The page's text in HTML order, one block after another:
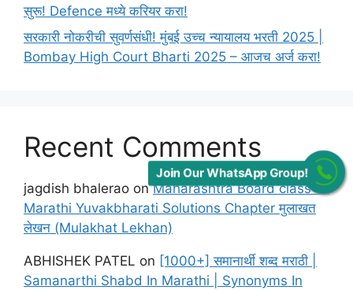
सुरू! Defence मध्ये करियर करा!
सरकारी नोकरीची सुवर्णसंधी! मुंबई उच्च न्यायालय भरती 2025 |
Bombay High Court Bharti 2025 – आजच अर्ज करा!
Recent Comments
jagdish bhalerao onMaharashtra Board class 12
Marathi Yuvakbharati Solutions Chapter मुलाखत
लेखन (Mulakhat Lekhan)
ABHISHEK PATEL on [1000+] समानार्थी शब्द मराठी |
Samanarthi Shabd In Marathi | Synonyms In
Join Our WhatsApp Group!